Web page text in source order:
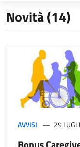
Novità (14)
AVVISI 29